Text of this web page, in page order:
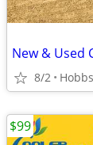
New & Used
8/2
$99